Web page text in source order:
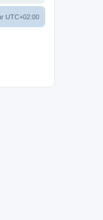
UTC+02:00